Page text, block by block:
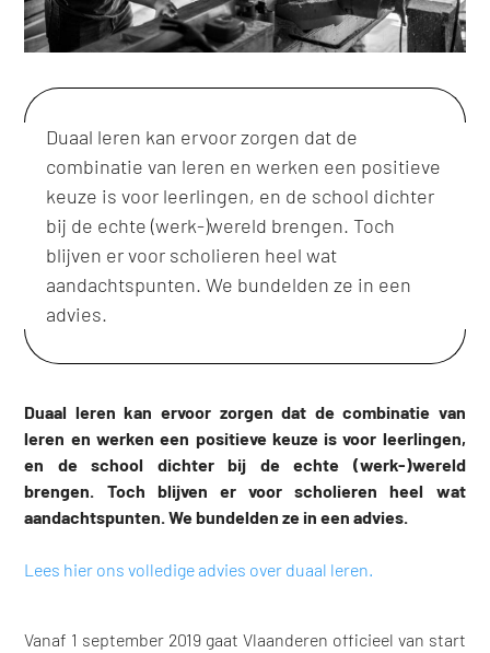
Duaal leren kan ervoor zorgen dat de
combinatie van leren en werken een positieve
keuze is voor leerlingen, en de school dichter
bij de echte (werk-)wereld brengen. Toch
blijven er voor scholieren heel wat
aandachtspunten. We bundelden ze in een
advies.
Duaal leren kan ervoor zorgen dat de combinatie van
leren en werken een positieve keuze is voor leerlingen,
en de school dichter bij de echte (werk-)wereld
brengen. Toch blijven er voor scholieren heel wat
aandachtspunten. We bundelden ze in een advies.
Lees hier ons volledige advies over duaal leren.
Vanaf 1 september 2019 gaat Vlaanderen officieel van start